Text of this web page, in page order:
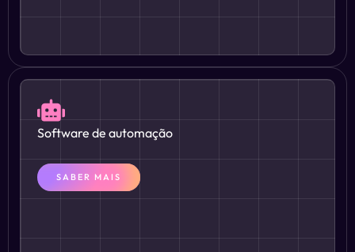
Software de automação
SABER MAIS